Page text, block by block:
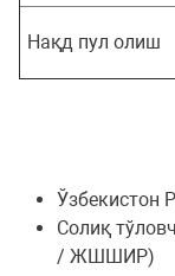
Нақд пул олиш
Ўзбекистон
Солиқ
/ ЖШШИР)